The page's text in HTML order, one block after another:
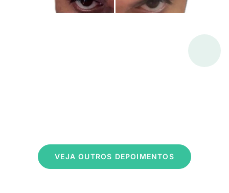
VEJA OUTROS DEPOIMENTOS